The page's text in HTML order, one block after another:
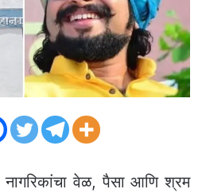
नागरिकांचा वेळ, पैसा आणि श्रम